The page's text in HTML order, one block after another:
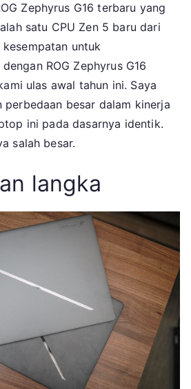
Zephyrus G16 terbaru yang
satu CPU Zen 5 baru dari
untuk
ROG Zephyrus G16
ulas awal tahun ini. Saya
besar dalam kinerja
ini pada dasarnya identik.
salah besar.
langka